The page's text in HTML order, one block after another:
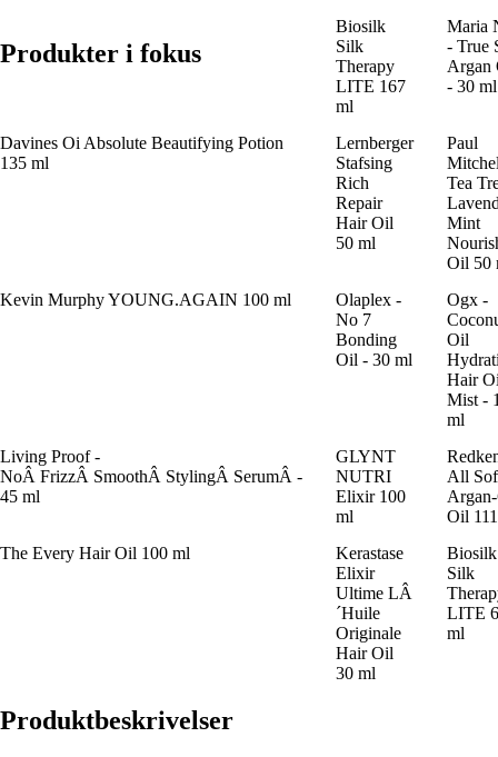
Produkter i fokus
Biosilk
Silk
Therapy
LITE 167
ml
Maria
- True
Argan
- 30 ml
Davines Oi Absolute Beautifying Potion
135 ml
Lernberger
Stafsing
Rich
Repair
Hair Oil
50 ml
Paul
Tea
Mint
Oil 50
Kevin Murphy YOUNG.AGAIN 100 ml
Olaplex -
No 7
Bonding
Oil - 30 ml
Ogx -
Oil
Hair
Mist -
ml
Living Proof -
NoÂ FrizzÂ SmoothÂ StylingÂ SerumÂ -
45 ml
GLYNT
NUTRI
Elixir 100
ml
All
Oil
The Every Hair Oil 100 ml
Kerastase
Elixir
Ultime LÂ
´Huile
Originale
Hair Oil
30 ml
Biosilk
Silk
LITE
ml
Produktbeskrivelser